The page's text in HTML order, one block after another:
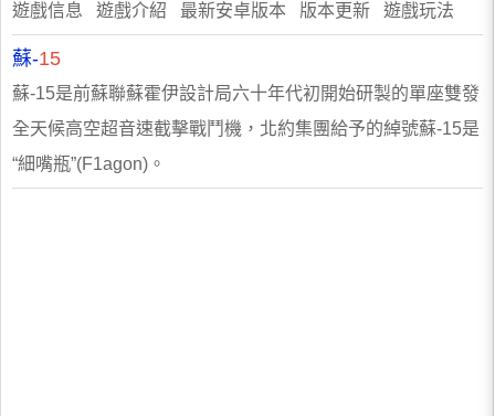
遊戲信息 遊戲介紹 最新安卓版本 版本更新 遊戲玩法
蘇-15
蘇-15是前蘇聯蘇霍伊設計局六十年代初開始研製的單座雙發
全天候高空超音速截擊戰鬥機，北約集團給予的綽號蘇-15是
“細嘴瓶”(F1agon)。